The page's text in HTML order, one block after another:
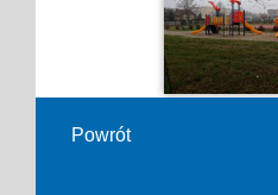
Powrót